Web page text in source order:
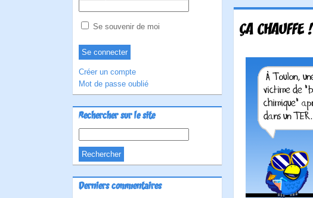
Se souvenir de moi
Créer un compte
Mot de passe oublié
Rechercher sur le site
Derniers commentaires
ÇA CHAUFFE !